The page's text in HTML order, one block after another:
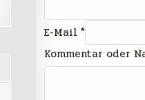
E-Mail*
Kommentar oder